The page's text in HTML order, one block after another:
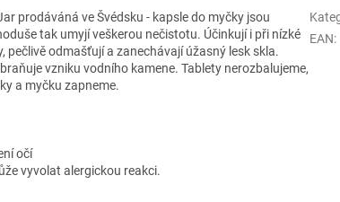
prodáváná ve Švédsku - kapsle do myčky jsou
tak umyjí veškerou nečistotu. Účinkují i při nízké
pečlivě odmašťují a zanechávají úžasný lesk skla.
vzniku vodního kamene. Tablety nerozbalujeme,
a myčku zapneme.
očí
vyvolat alergickou reakci.
EAN: